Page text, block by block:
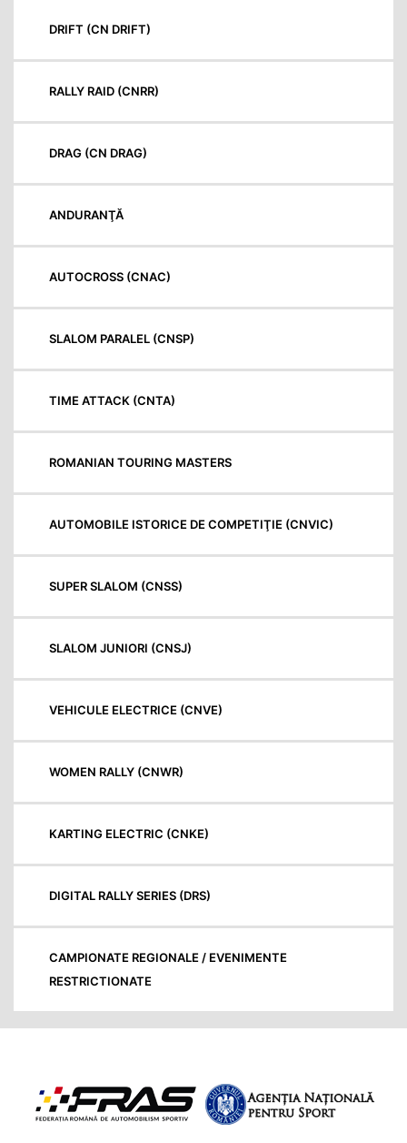
DRIFT (CN DRIFT)
RALLY RAID (CNRR)
DRAG (CN DRAG)
ANDURANŢĂ
AUTOCROSS (CNAC)
SLALOM PARALEL (CNSP)
TIME ATTACK (CNTA)
ROMANIAN TOURING MASTERS
AUTOMOBILE ISTORICE DE COMPETIŢIE (CNVIC)
SUPER SLALOM (CNSS)
SLALOM JUNIORI (CNSJ)
VEHICULE ELECTRICE (CNVE)
WOMEN RALLY (CNWR)
KARTING ELECTRIC (CNKE)
DIGITAL RALLY SERIES (DRS)
CAMPIONATE REGIONALE / EVENIMENTE
RESTRICTIONATE